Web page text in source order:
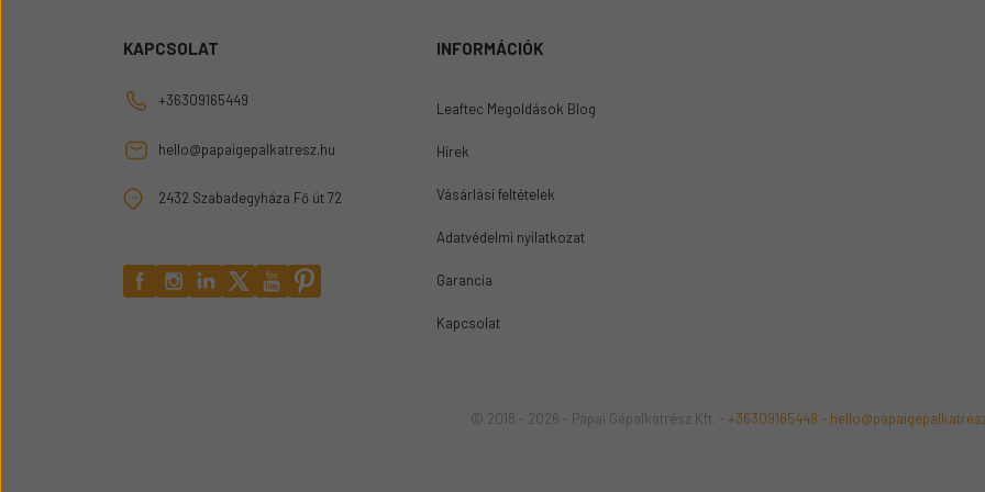
KAPCSOLAT
+36309165449
hello@papaigepalkatresz.hu
2432 Szabadegyháza Fő út 72
INFORMÁCIÓK
Leaftec Megoldások Blog
Hírek
Vásárlási feltételek
Adatvédelmi nyilatkozat
Garancia
Kapcsolat
© 2018 - 2026 - Pápai Gépalkatrész Kft. - +36309165449 -